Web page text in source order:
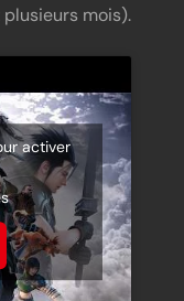
mois).
activer